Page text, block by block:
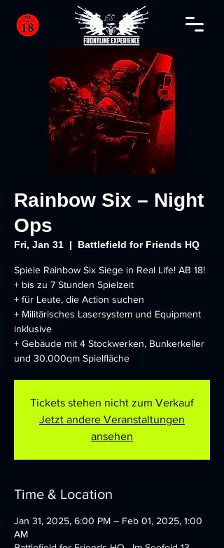
Rainbow Six – Night
Ops
Fri, Jan 31
  |
Battlefield for Friends HQ
Spiele Rainbow Six Siege in Real Life! AB 18!
+ bis zu 7 Stunden Spielzeit
+ für Leute, die Action suchen
+ Militärisches Lasersystem und Equipment
inklusive
+ Gebäude mit 4 Stockwerken, Bunkerkeller
und 30.000qm Spielfläche
Tickets stehen nicht zum Verkauf
Jetzt andere Veranstaltungen
ansehen
Time & Location
Jan 31, 2025, 6:00 PM – Feb 01, 2025, 1:00
AM